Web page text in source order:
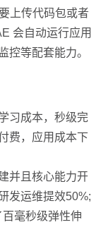
上传代码包或者
会自动运行应用
控等配套能力。
习成本，秒级完
费，应用成本下
并且核心能力开
发运维提效50%;
毫秒级弹性伸